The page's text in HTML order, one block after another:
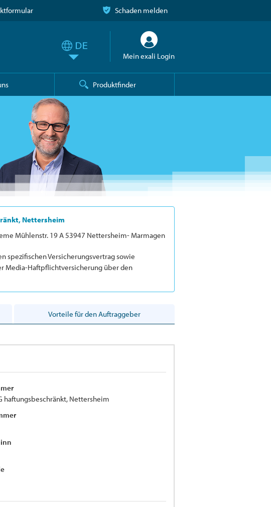
Schaden melden
Mein exali Login
Produktfinder
Nettersheim
Mühlenstr. 19 A 53947 Nettersheim- Marmagen
spezifischen Versicherungsvertrag sowie
Media-Haftpflichtversicherung über den
Vorteile für den Auftraggeber
haftungsbeschränkt, Nettersheim